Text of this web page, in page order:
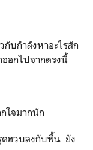
กำลังหาอะไรสัก
อกไปจากตรงนี้
โจมากนัก
ดฮวบลงกับพื้น ยัง